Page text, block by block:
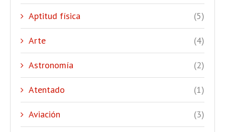
Aptitud física (5)
Arte (4)
Astronomía (2)
Atentado (1)
Aviación (3)